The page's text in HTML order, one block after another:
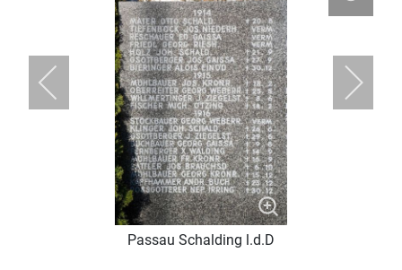
Passau Schalding l.d.D